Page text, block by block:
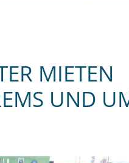
MIETEN
UND